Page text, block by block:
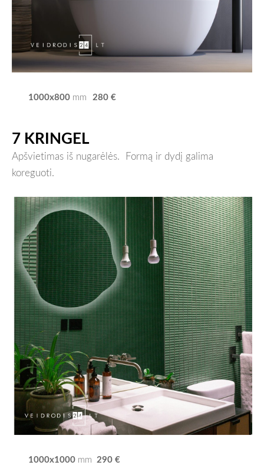
1000x800 mm 280 €
7 KRINGEL
Apšvietimas iš nugarėlės. Formą ir dydį galima
koreguoti.
1000x1000 mm 290 €